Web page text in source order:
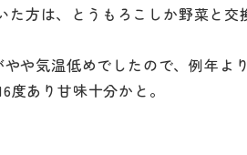
た方は、とうもろこしか野菜と
や気温低めでしたので、例年よ
度あり甘味十分かと。